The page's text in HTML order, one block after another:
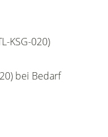
KSG-020)
bei Bedarf